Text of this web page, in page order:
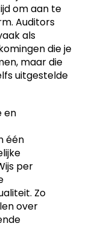
om aan te
Auditors
als
die je
maar die
uitgestelde
en
één
per
Zo
over